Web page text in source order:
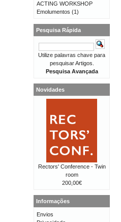
ACTING WORKSHOP
Emolumentos (1)
Pesquisa Rápida
Utilize palavras chave para
pesquisar Artigos.
Pesquisa Avançada
Novidades
Rectors' Conference - Twin
room
200,00€
Informações
Envios